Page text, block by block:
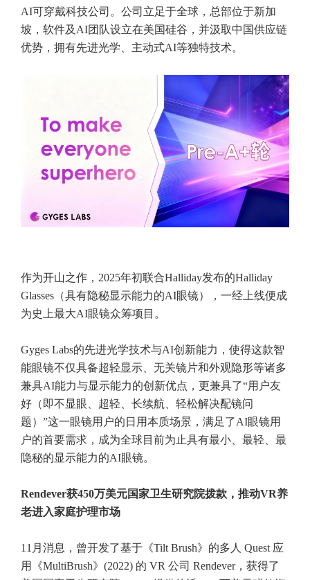
AI可穿戴科技公司。公司立足于全球，总部位于新加
坡，软件及AI团队设立在美国硅谷，并汲取中国供应链
优势，拥有先进光学、主动式AI等独特技术。
作为开山之作，2025年初联合Halliday发布的Halliday
Glasses（具有隐秘显示能力的AI眼镜），一经上线便成
为史上最大AI眼镜众筹项目。
Gyges Labs的先进光学技术与AI创新能力，使得这款智
能眼镜不仅具备超轻显示、无关镜片和外观隐形等诸多
兼具AI能力与显示能力的创新优点，更兼具了“用户友
好（即不显眼、超轻、长续航、轻松解决配镜问
题）”这一眼镜用户的日用本质场景，满足了AI眼镜用
户的首要需求，成为全球目前为止具有最小、最轻、最
隐秘的显示能力的AI眼镜。
Rendever获450万美元国家卫生研究院拨款，推动VR养
老进入家庭护理市场
11月消息，曾开发了基于《Tilt Brush》的多人 Quest 应
用《MultiBrush》(2022) 的 VR 公司 Rendever，获得了